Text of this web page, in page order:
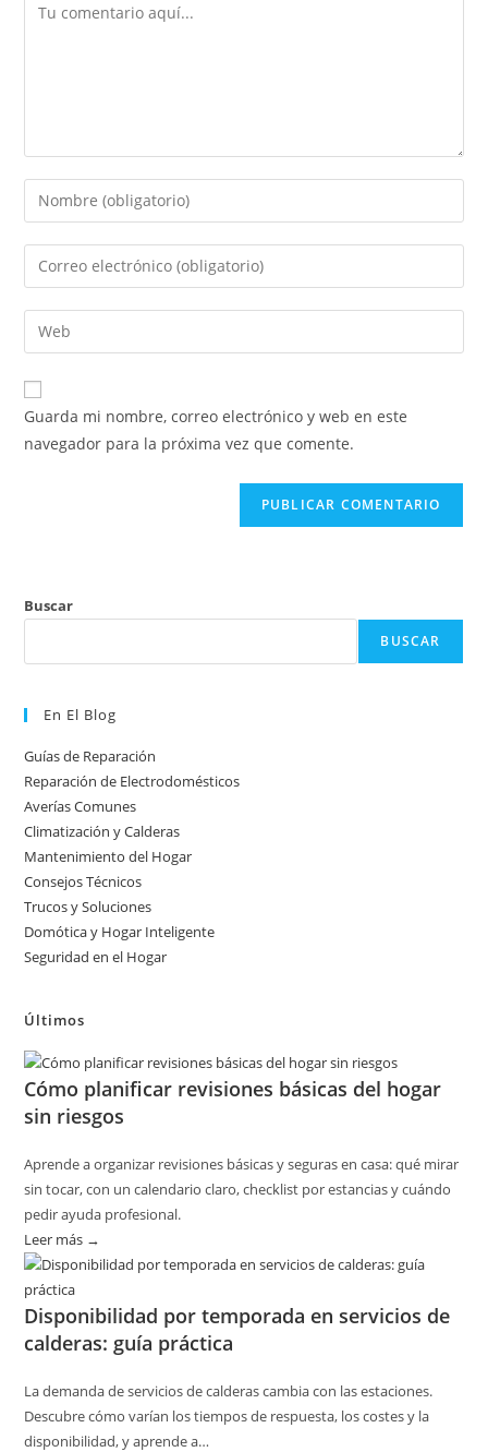
Comentario
Introduce
tu
nombre
de
usuario
para
comentar
Introduce
tu
dirección
de
electrónico
para
comentar
Introduce
la
URL
de
Guarda mi nombre, correo electrónico y web en este
navegador para la próxima vez que comente.
Buscar
BUSCAR
En El Blog
Guías de Reparación
Reparación de Electrodomésticos
Averías Comunes
Climatización y Calderas
Mantenimiento del Hogar
Consejos Técnicos
Trucos y Soluciones
Domótica y Hogar Inteligente
Seguridad en el Hogar
Últimos
Cómo planificar revisiones básicas del hogar
sin riesgos
Aprende a organizar revisiones básicas y seguras en casa: qué mirar
sin tocar, con un calendario claro, checklist por estancias y cuándo
pedir ayuda profesional.
Leer más →
Cómo
revisiones
básicas
hogar
sin
Disponibilidad por temporada en servicios de
calderas: guía práctica
La demanda de servicios de calderas cambia con las estaciones.
Descubre cómo varían los tiempos de respuesta, los costes y la
disponibilidad, y aprende a…